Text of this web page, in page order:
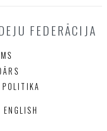
FEDERĀCIJA
ENGLISH